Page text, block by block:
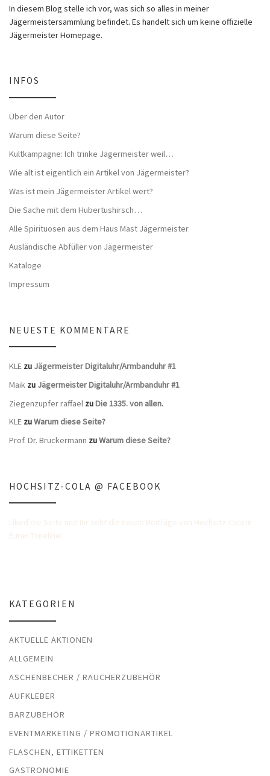
In diesem Blog stelle ich vor, was sich so alles in meiner
Jägermeistersammlung befindet. Es handelt sich um keine offizielle
Jägermeister Homepage.
INFOS
Über den Autor
Warum diese Seite?
Kultkampagne: Ich trinke Jägermeister weil…
Wie alt ist eigentlich ein Artikel von Jägermeister?
Was ist mein Jägermeister Artikel wert?
Die Sache mit dem Hubertushirsch…
Alle Spirituosen aus dem Haus Mast Jägermeister
Ausländische Abfüller von Jägermeister
Kataloge
Impressum
NEUESTE KOMMENTARE
KLE zu Jägermeister Digitaluhr/Armbanduhr #1
Maik zu Jägermeister Digitaluhr/Armbanduhr #1
Ziegenzupfer raffael zuDie 1335. von allen.
KLE zuWarum diese Seite?
Prof. Dr. Bruckermann zuWarum diese Seite?
HOCHSITZ-COLA @ FACEBOOK
KATEGORIEN
AKTUELLE AKTIONEN
ALLGEMEIN
ASCHENBECHER / RAUCHERZUBEHÖR
AUFKLEBER
BARZUBEHÖR
EVENTMARKETING / PROMOTIONARTIKEL
FLASCHEN, ETTIKETTEN
GASTRONOMIE